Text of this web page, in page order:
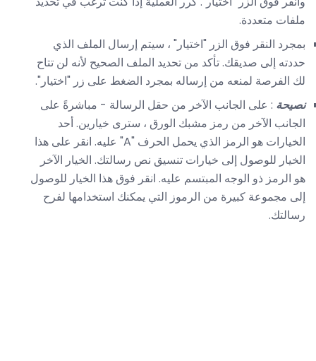
ملفات متعددة.
بمجرد النقر فوق الزر "اختيار" ، سيتم إرسال الملف الذي
حددته إلى صديقك. تأكد من تحديد الملف الصحيح لأنه لن تتاح
لك الفرصة لمنعه من إرساله بمجرد الضغط على زر "اختيار".
نصيحة : على الجانب الآخر من حقل الرسالة - مباشرةً على
الجانب الآخر من رمز مشبك الورق ، سترى خيارين. أحد
الخيارات هو الرمز الذي يحمل الحرف "A" عليه. انقر على هذا
الخيار للوصول إلى خيارات تنسيق نص رسالتك. الخيار الآخر
هو الرمز ذو الوجه المبتسم عليه. انقر فوق هذا الخيار للوصول
إلى مجموعة كبيرة من الرموز التي يمكنك استخدامها لفرح
رسالتك.